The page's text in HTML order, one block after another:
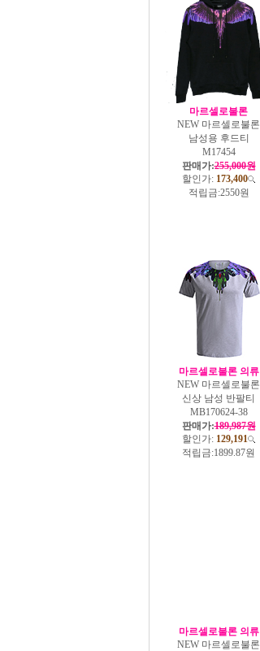
마르셀로불론
NEW 마르셀로불론
남성용 후드티
M17454
판매가:255,000원
할인가: 173,400
적립금:2550원
마르셀로불론 의류
NEW 마르셀로불론
신상 남성 반팔티
MB170624-38
판매가:189,987원
할인가: 129,191
적립금:1899.87원
마르셀로불론 의류
NEW 마르셀로불론